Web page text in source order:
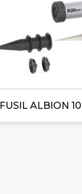
FUSIL ALBION